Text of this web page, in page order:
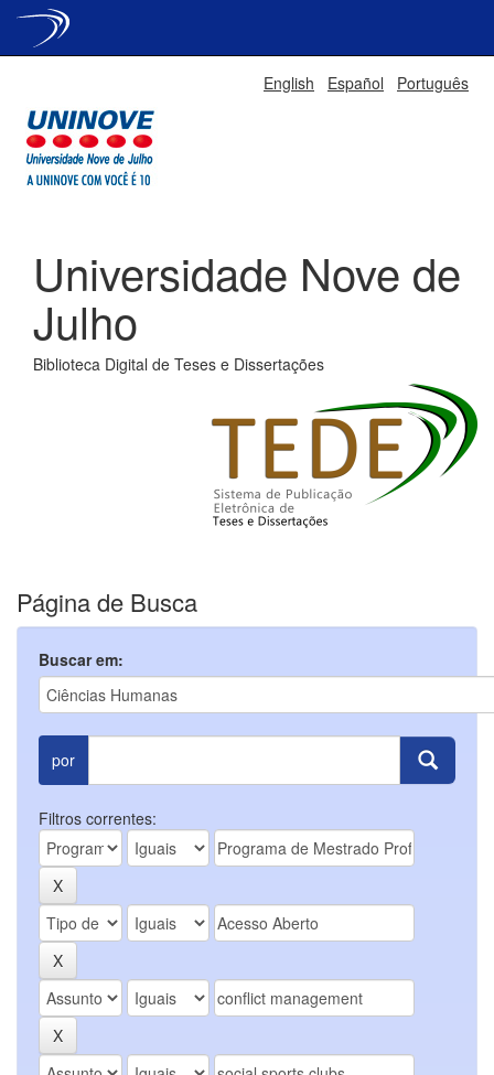
English Español Português
Universidade Nove de
Julho
Biblioteca Digital de Teses e Dissertações
Página de Busca
Buscar em:
por
Filtros correntes: